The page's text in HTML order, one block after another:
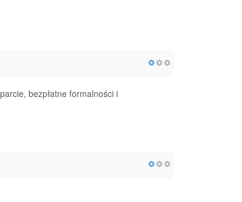
bezpłatne formalności i